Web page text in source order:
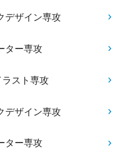
デザイン専攻
ター専攻
スト専攻
デザイン専攻
ター専攻